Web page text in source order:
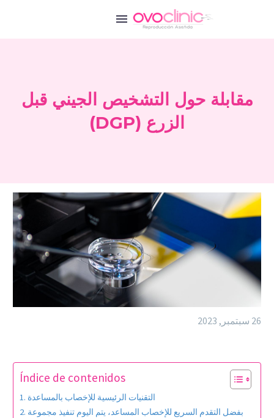
مقابلة حول التشخيص الجيني قبل
الزرع (DGP)
26 سبتمبر, 2023
Índice de contenidos
التقنيات الرئيسية للإخصاب بالمساعدة
بفضل التقدم السريع للإخصاب المساعد، يتم اليوم تنفيذ مجموعة